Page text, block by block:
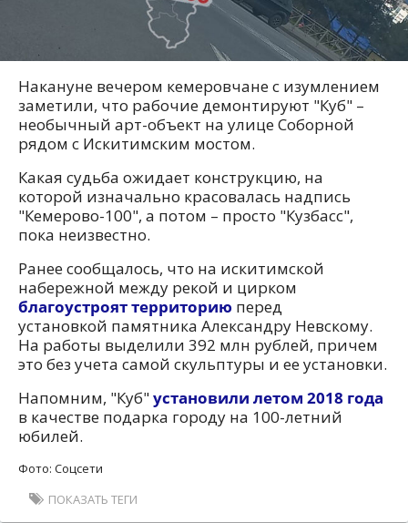
Накануне вечером кемеровчане с изумлением
заметили, что рабочие демонтируют "Куб" –
необычный арт-объект на улице Соборной
рядом с Искитимским мостом.
Какая судьба ожидает конструкцию, на
которой изначально красовалась надпись
"Кемерово-100", а потом – просто "Кузбасс",
пока неизвестно.
Ранее сообщалось, что на искитимской
набережной между рекой и цирком
благоустроят территорию перед
установкой памятника Александру Невскому.
На работы выделили 392 млн рублей, причем
это без учета самой скульптуры и ее установки.
Напомним, "Куб"установили летом 2018 года
в качестве подарка городу на 100-летний
юбилей.
Фото: Соцсети
ПОКАЗАТЬ ТЕГИ